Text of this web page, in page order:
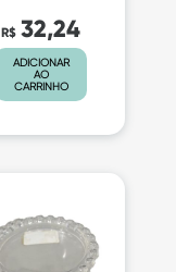
R$ 32,24
ADICIONAR
AO
CARRINHO